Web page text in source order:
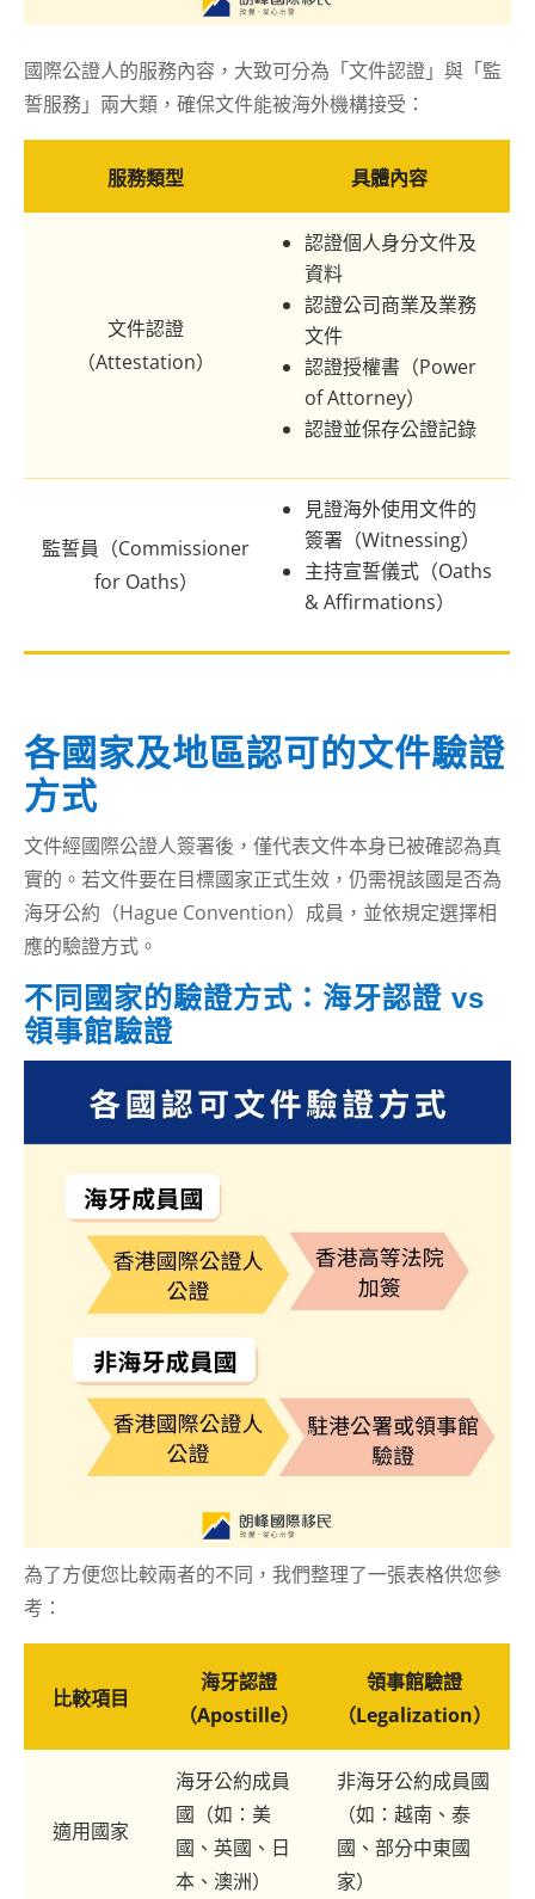
國際公證人的服務內容，大致可分為「文件認證」與「監
誓服務」兩大類，確保文件能被海外機構接受：
服務類型 具體內容
文件認證
（Attestation）
認證個人身分文件及
資料
認證公司商業及業務
文件
認證授權書（Power
of Attorney）
認證並保存公證記錄
監誓員（Commissioner
for Oaths）
見證海外使用文件的
簽署（Witnessing）
主持宣誓儀式（Oaths
& Affirmations）
各國家及地區認可的文件驗證
方式
文件經國際公證人簽署後，僅代表文件本身已被確認為真
實的。若文件要在目標國家正式生效，仍需視該國是否為
海牙公約（Hague Convention）成員，並依規定選擇相
應的驗證方式。
不同國家的驗證方式：海牙認證 vs
領事館驗證
為了方便您比較兩者的不同，我們整理了一張表格供您參
考：
比較項目
海牙認證
（Apostille）
領事館驗證
（Legalization）
適用國家
海牙公約成員
國（如：美
國、英國、日
本、澳洲）
非海牙公約成員國
（如：越南、泰
國、部分中東國
家）